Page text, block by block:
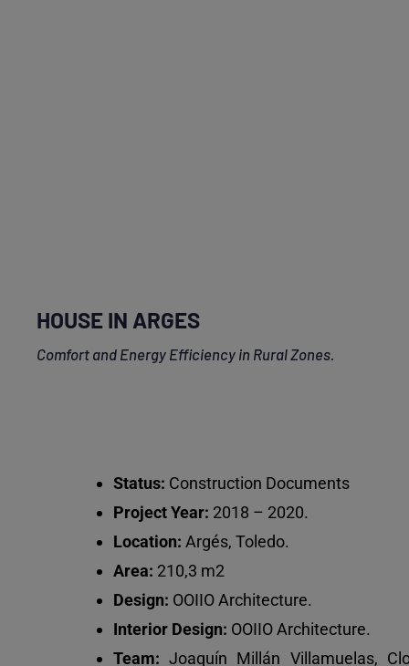
HOUSE IN ARGES
Comfort and Energy Efficiency in Rural Zones.
Status: Construction Documents
Project Year: 2018 – 2020.
Location: Argés, Toledo.
Area: 210,3 m2
Design: OOIIO Architecture.
Interior Design: OOIIO Architecture.
Team: Joaquín Millán Villamuelas,